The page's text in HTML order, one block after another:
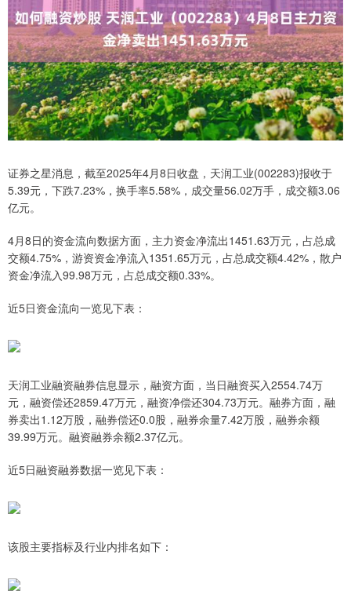
证券之星消息，截至2025年4月8日收盘，天润工业(002283)报收于
5.39元，下跌7.23%，换手率5.58%，成交量56.02万手，成交额3.06
亿元。
4月8日的资金流向数据方面，主力资金净流出1451.63万元，占总成
交额4.75%，游资资金净流入1351.65万元，占总成交额4.42%，散户
资金净流入99.98万元，占总成交额0.33%。
近5日资金流向一览见下表：
天润工业融资融券信息显示，融资方面，当日融资买入2554.74万
元，融资偿还2859.47万元，融资净偿还304.73万元。融券方面，融
券卖出1.12万股，融券偿还0.0股，融券余量7.42万股，融券余额
39.99万元。融资融券余额2.37亿元。
近5日融资融券数据一览见下表：
该股主要指标及行业内排名如下：